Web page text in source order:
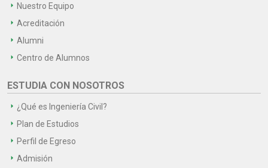
Nuestro Equipo
Acreditación
Alumni
Centro de Alumnos
ESTUDIA CON NOSOTROS
¿Qué es Ingeniería Civil?
Plan de Estudios
Perfil de Egreso
Admisión